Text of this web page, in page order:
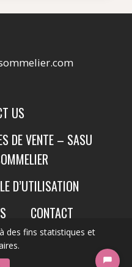
des fins statistiques et
US
DE VENTE – SASU
D’UTILISATION
CONTACT